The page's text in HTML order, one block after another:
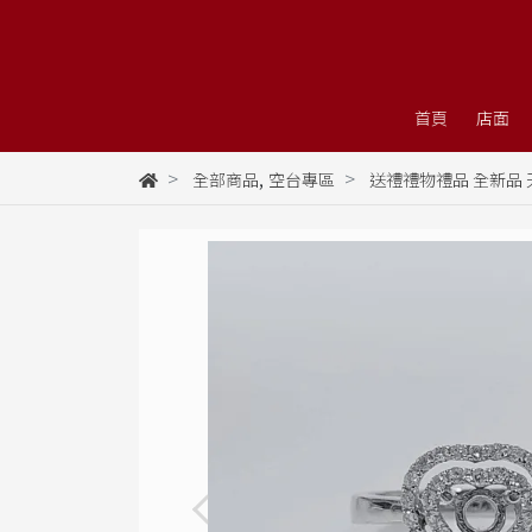
首頁 店面
全部商品, 空台專區 送禮禮物禮品 全新品